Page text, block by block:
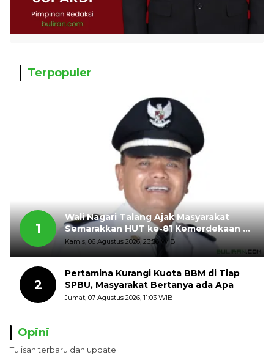
Terpopuler
1
Wali Nagari Talang Ajak Masyarakat
Semarakkan HUT ke-81 Kemerdekaan RI
dengan Mengibarkan Bendera Merah
Putih
Kamis, 06 Agustus 2026, 23:56 WIB
2
Pertamina Kurangi Kuota BBM di Tiap
SPBU, Masyarakat Bertanya ada Apa
Jumat, 07 Agustus 2026, 11:03 WIB
Opini
Tulisan terbaru dan update